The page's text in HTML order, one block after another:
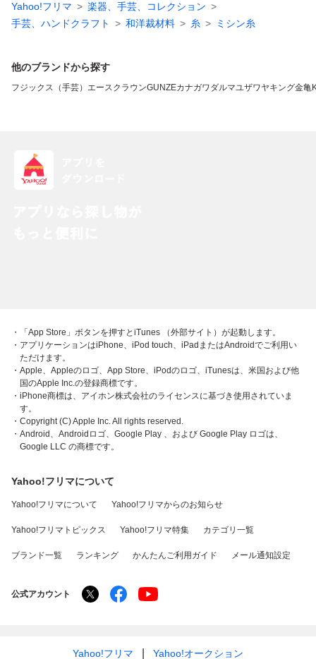
Yahoo!フリマ
楽器、手芸、コレクション
手芸、ハンドクラフト
和洋裁材料 糸 ミシン糸
他のブランドから探す
フジックス（手芸） エースクラウンGUNZEカナガワダルマユザワヤキング金亀
・「App Store」ボタンを押すとiTunes （外部サイト）が起動します。
・アプリケーションはiPhone、iPod touch、iPadまたはAndroidでご利用い
ただけます。
・Apple、Appleのロゴ、App Store、iPodのロゴ、iTunesは、米国および他
国のApple Inc.の登録商標です。
・iPhone商標は、アイホン株式会社のライセンスに基づき使用されていま
す。
・Copyright (C) Apple Inc. All rights reserved.
・Android、Androidロゴ、Google Play 、および Google Play ロゴは、
Google LLC の商標です。
Yahoo!フリマについて
Yahoo!フリマについて Yahoo!フリマからのお知らせ
Yahoo!フリマトピックス Yahoo!フリマ特集 カテゴリ一覧
ブランド一覧 ランキング かんたんご利用ガイド メール通知設定
公式アカウント
Yahoo!フリマ Yahoo!オークション